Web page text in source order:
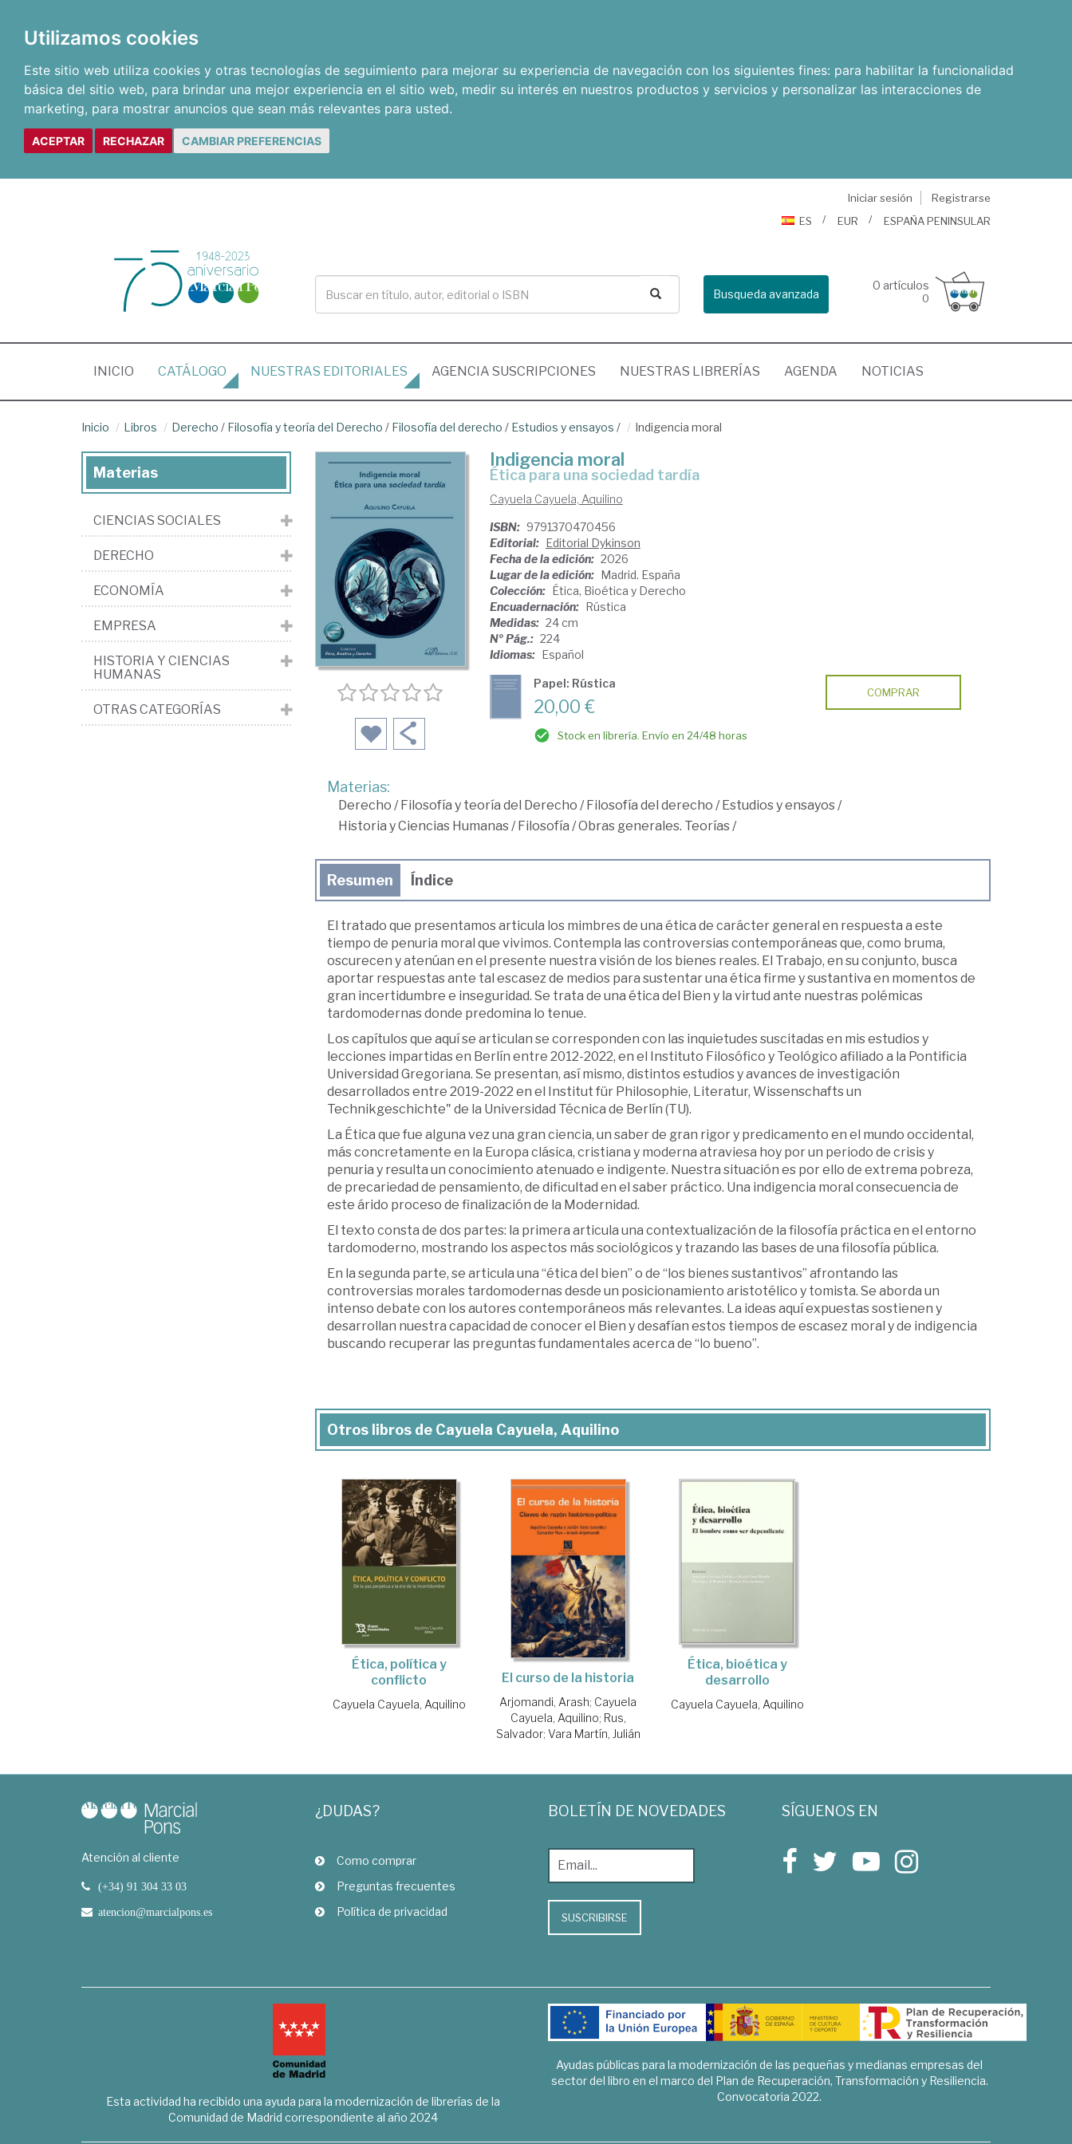
Utilizamos cookies
Este sitio web utiliza cookies y otras tecnologías de seguimiento para mejorar su experiencia de navegación con los siguientes fines: para habilitar la funcionalidad
básica del sitio web, para brindar una mejor experiencia en el sitio web, medir su interés en nuestros productos y servicios y personalizar las interacciones de
marketing, para mostrar anuncios que sean más relevantes para usted.
ACEPTAR RECHAZAR CAMBIAR PREFERENCIAS
Iniciar sesión
Registrarse
ES
EUR ESPAÑA PENINSULAR
Busqueda avanzada
0 artículos
0
INICIO (CURRENT)
CATÁLOGO NUESTRAS EDITORIALES AGENCIA SUSCRIPCIONES NUESTRAS LIBRERÍAS AGENDA NOTICIAS
Inicio Libros Derecho / Filosofía y teoría del Derecho / Filosofía del derecho / Estudios y ensayos / Indigencia moral
Indigencia moral
Ética para una sociedad tardía
Cayuela Cayuela, Aquilino
ISBN: 9791370470456
Editorial: Editorial Dykinson
Fecha de la edición: 2026
Lugar de la edición: Madrid. España
Colección: Ética, Bioética y Derecho
Encuadernación: Rústica
Medidas: 24 cm
Nº Pág.: 224
Idiomas: Español
Papel: Rústica
20,00 €
Stock en librería. Envío en 24/48 horas
COMPRAR
Materias:
Derecho /Filosofía y teoría del Derecho /Filosofía del derecho /Estudios y ensayos/
Historia y Ciencias Humanas/Filosofía /Obras generales. Teorías/
Resumen Índice
El tratado que presentamos articula los mimbres de una ética de carácter general en respuesta a este
tiempo de penuria moral que vivimos. Contempla las controversias contemporáneas que, como bruma,
oscurecen y atenúan en el presente nuestra visión de los bienes reales. El Trabajo, en su conjunto, busca
aportar respuestas ante tal escasez de medios para sustentar una ética firme y sustantiva en momentos de
gran incertidumbre e inseguridad. Se trata de una ética del Bien y la virtud ante nuestras polémicas
tardomodernas donde predomina lo tenue.
Los capítulos que aquí se articulan se corresponden con las inquietudes suscitadas en mis estudios y
lecciones impartidas en Berlín entre 2012-2022, en el Instituto Filosófico y Teológico afiliado a la Pontificia
Universidad Gregoriana. Se presentan, así mismo, distintos estudios y avances de investigación
desarrollados entre 2019-2022 en el Institut für Philosophie, Literatur, Wissenschafts un
Technikgeschichte" de la Universidad Técnica de Berlín (TU).
La Ética que fue alguna vez una gran ciencia, un saber de gran rigor y predicamento en el mundo occidental,
más concretamente en la Europa clásica, cristiana y moderna atraviesa hoy por un periodo de crisis y
penuria y resulta un conocimiento atenuado e indigente. Nuestra situación es por ello de extrema pobreza,
de precariedad de pensamiento, de dificultad en el saber práctico. Una indigencia moral consecuencia de
este árido proceso de finalización de la Modernidad.
El texto consta de dos partes: la primera articula una contextualización de la filosofía práctica en el entorno
tardomoderno, mostrando los aspectos más sociológicos y trazando las bases de una filosofía pública.
En la segunda parte, se articula una “ética del bien” o de “los bienes sustantivos” afrontando las
controversias morales tardomodernas desde un posicionamiento aristotélico y tomista. Se aborda un
intenso debate con los autores contemporáneos más relevantes. La ideas aquí expuestas sostienen y
desarrollan nuestra capacidad de conocer el Bien y desafían estos tiempos de escasez moral y de indigencia
buscando recuperar las preguntas fundamentales acerca de “lo bueno”.
Otros libros de Cayuela Cayuela, Aquilino
Ética, política y
conflicto
Cayuela Cayuela, Aquilino
El curso de la historia
Arjomandi, Arash; Cayuela
Cayuela, Aquilino; Rus,
Salvador; Vara Martín, Julián
Ética, bioética y
desarrollo
Cayuela Cayuela, Aquilino
Materias
CIENCIAS SOCIALES
DERECHO
ECONOMÍA
EMPRESA
HISTORIA Y CIENCIAS
HUMANAS
OTRAS CATEGORÍAS
Atención al cliente
(+34) 91 304 33 03
atencion@marcialpons.es
¿DUDAS?
Como comprar
Preguntas frecuentes
Política de privacidad
BOLETÍN DE NOVEDADES
SUSCRIBIRSE
SÍGUENOS EN
Esta actividad ha recibido una ayuda para la modernización de librerías de la
Comunidad de Madrid correspondiente al año 2024
Ayudas públicas para la modernización de las pequeñas y medianas empresas del
sector del libro en el marco del Plan de Recuperación, Transformación y Resiliencia.
Convocatoria 2022.